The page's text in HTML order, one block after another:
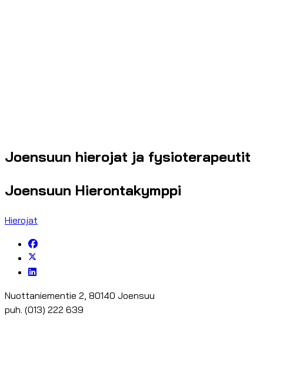
Joensuun hierojat ja fysioterapeutit
Joensuun Hierontakymppi
Hierojat
Nuottaniementie 2, 80140 Joensuu
puh. (013) 222 639